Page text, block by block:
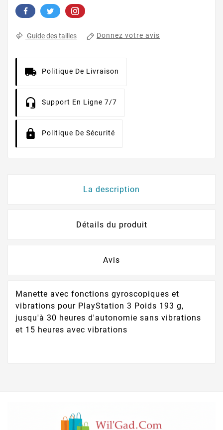
Guide des tailles Donnez votre avis
Politique De Livraison
Support En Ligne 7/7
Politique De Sécurité
La description
Détails du produit
Avis
Manette avec fonctions gyroscopiques et
vibrations pour PlayStation 3 Poids 193 g,
jusqu'à 30 heures d'autonomie sans vibrations
et 15 heures avec vibrations